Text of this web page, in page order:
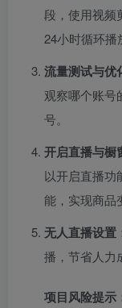
段，使用视频
24小时循环播
流量测试与优
观察哪个账号
号。
开启直播与橱
以开启直播功
能，实现商品
无人直播设置
播，节省人力
项目风险提示